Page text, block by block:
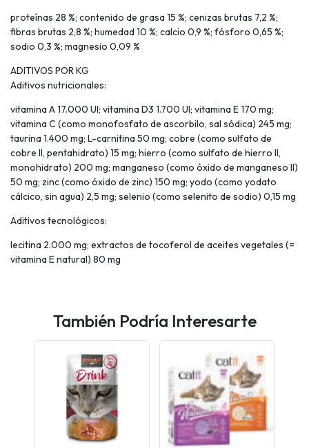
proteínas 28 %; contenido de grasa 15 %; cenizas brutas 7,2 %;
fibras brutas 2,8 %; humedad 10 %; calcio 0,9 %; fósforo 0,65 %;
sodio 0,3 %; magnesio 0,09 %
ADITIVOS POR KG
Aditivos nutricionales:
vitamina A 17.000 UI; vitamina D3 1.700 UI; vitamina E 170 mg;
vitamina C (como monofosfato de ascorbilo, sal sódica) 245 mg;
taurina 1.400 mg; L-carnitina 50 mg; cobre (como sulfato de
cobre II, pentahidrato) 15 mg; hierro (como sulfato de hierro II,
monohidrato) 200 mg; manganeso (como óxido de manganeso II)
50 mg; zinc (como óxido de zinc) 150 mg; yodo (como yodato
cálcico, sin agua) 2,5 mg; selenio (como selenito de sodio) 0,15 mg
Aditivos tecnológicos:
lecitina 2.000 mg; extractos de tocoferol de aceites vegetales (=
vitamina E natural) 80 mg
También Podría Interesarte